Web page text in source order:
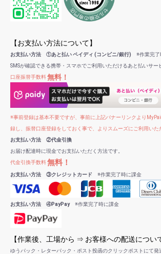
【お支払い方法について】
お支払い方法 ①あと払い ペイディ (コンビニ/銀行) ※作業完了
SMSが確認できる携帯・スマホでご利用いただけるあと払いサー
口座振替手数料無料！
※事前登録は基本不要ですが、事前に上記バナーリンクより
録し、振替口座登録をしておく事で、よりスムーズにご利用いた
お支払い方法 ②代金引換
お届け配達時に現金でお支払いただく方法です。
代金引換手数料無料！
お支払い方法 ③クレジットカード ※作業完了時に課金
お支払い方法 ④PayPay※作業完了時に課金
【作業後、工場から ⇒ お客様への配送につい
ゆうパック・レターパック・ポスト投函のクリックポストにて発